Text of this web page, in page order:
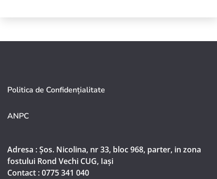
Politica de Confidențialitate
ANPC
Adresa : Șos. Nicolina, nr 33, bloc 968, parter, in zona
fostului Rond Vechi CUG, Iași
Contact : 0775 341 040